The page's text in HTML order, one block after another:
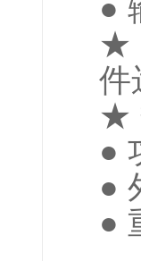
●
★
件
★
●
●
●